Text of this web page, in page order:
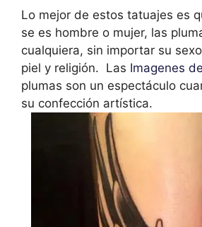
Lo mejor de estos tatuajes es
se es hombre o mujer, las
cualquiera, sin importar su
piel y religión. Las Imagenes
plumas son un espectáculo
su confección artística.